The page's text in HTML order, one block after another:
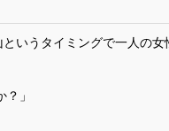
いうタイミングで一人の女
」